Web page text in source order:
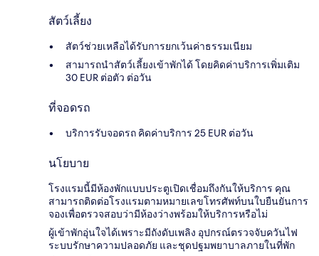
สัตว์เลี้ยง
สัตว์ช่วยเหลือได้รับการยกเว้นค่าธรรมเนียม
สามารถนำสัตว์เลี้ยงเข้าพักได้ โดยคิดค่าบริการเพิ่มเติม
30 EUR ต่อตัว ต่อวัน
ที่จอดรถ
บริการรับจอดรถ คิดค่าบริการ 25 EUR ต่อวัน
นโยบาย
โรงแรมนี้มีห้องพักแบบประตูเปิดเชื่อมถึงกันให้บริการ คุณ
สามารถติดต่อโรงแรมตามหมายเลขโทรศัพท์บนใบยืนยันการ
จองเพื่อตรวจสอบว่ามีห้องว่างพร้อมให้บริการหรือไม่
ผู้เข้าพักอุ่นใจได้เพราะมีถังดับเพลิง อุปกรณ์ตรวจจับควันไฟ
ระบบรักษาความปลอดภัย และชุดปฐมพยาบาลภายในที่พัก